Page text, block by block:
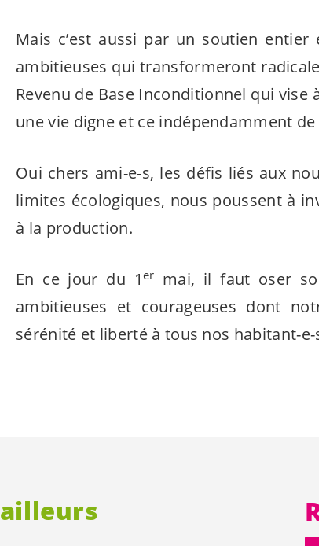
Mais c’est aussi par un soutien
ambitieuses qui transformeront
Revenu de Base Inconditionnel qui
une vie digne et ce indépendamment
Oui chers ami-e-s, les défis liés aux
limites écologiques, nous poussent à
à la production.
En ce jour du 1 er mai, il faut oser
ambitieuses et courageuses dont
sérénité et liberté à tous nos habitant-e-
ailleurs